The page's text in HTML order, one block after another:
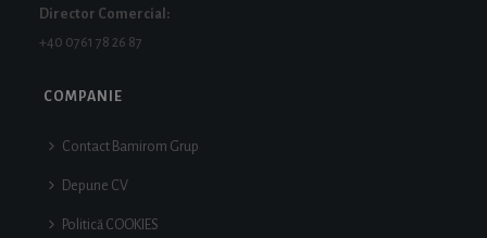
Director Comercial:
+40 0761 78 26 87
COMPANIE
Contact Bamirom Grup
Depune CV
Politică COOKIES